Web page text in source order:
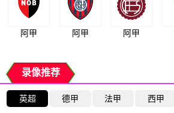
阿甲 阿甲 阿甲
录像推荐
英超 德甲 法甲 西甲